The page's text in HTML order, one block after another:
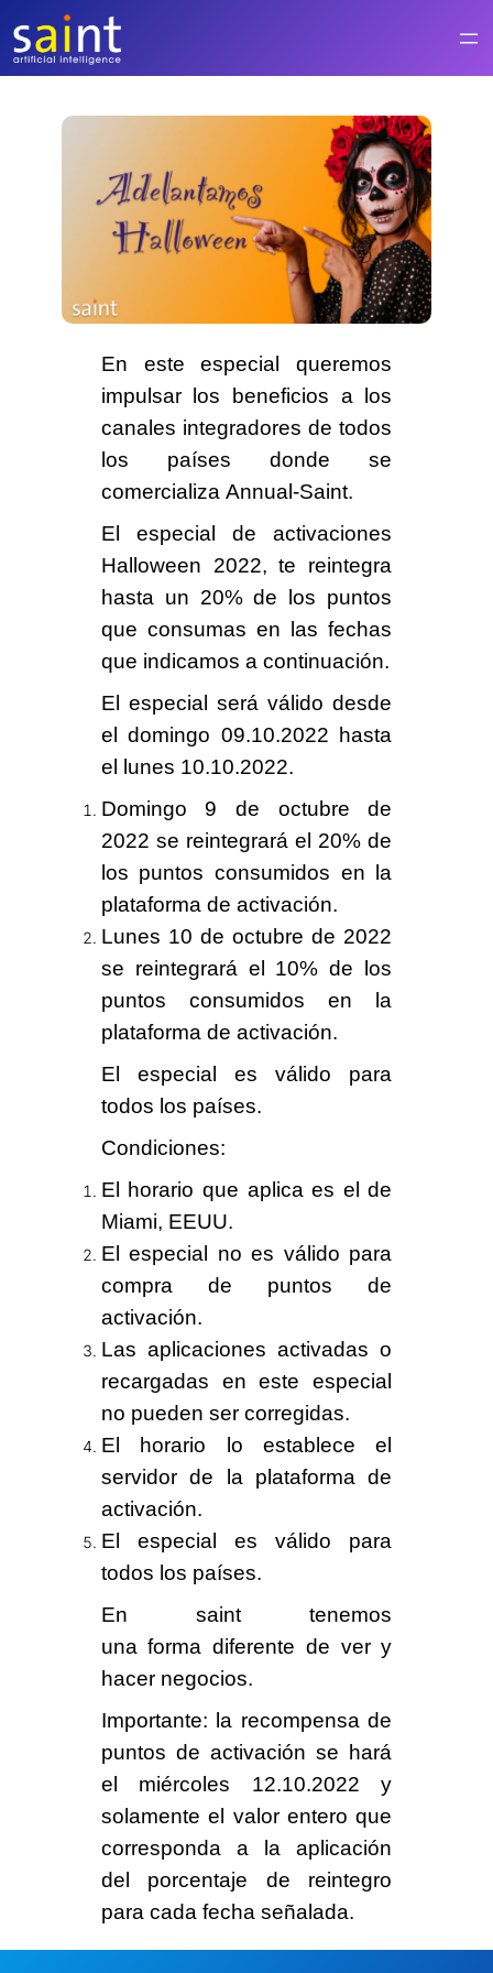
contenido
En este especial queremos
impulsar los beneficios a los
canales integradores detodos
los países donde se
comercializa Annual-Saint.
El especial de activaciones
Halloween 2022, te reintegra
hasta un 20% de los puntos
que consumas en las fechas
que indicamos a continuación.
El especial será válido desde
el domingo 09.10.2022 hasta
el lunes 10.10.2022.
Domingo 9 de octubre de
2022 se reintegrará el 20% de
los puntos consumidos en la
plataforma de activación.
Lunes 10 de octubre de 2022
se reintegrará el 10% de los
puntos consumidos en la
plataforma de activación.
El especial es válido para
todos los países.
Condiciones:
El horario que aplica es el de
Miami, EEUU.
El especial no es válido para
compra de puntos de
activación.
Las aplicaciones activadas o
recargadas en este especial
no pueden ser corregidas.
El horario lo establece el
servidor de la plataforma de
activación.
El especial esválido para
todos los países.
En saint tenemos
una forma diferente de ver y
hacer negocios.
Importante: la recompensa de
puntos de activación se hará
el miércoles 12.10.2022 y
solamente el valor entero que
corresponda a la aplicación
del porcentaje de reintegro
para cada fecha señalada.